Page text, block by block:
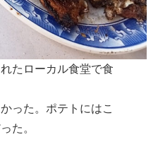
たローカル食堂で食
った。ポテトにはこ
た。